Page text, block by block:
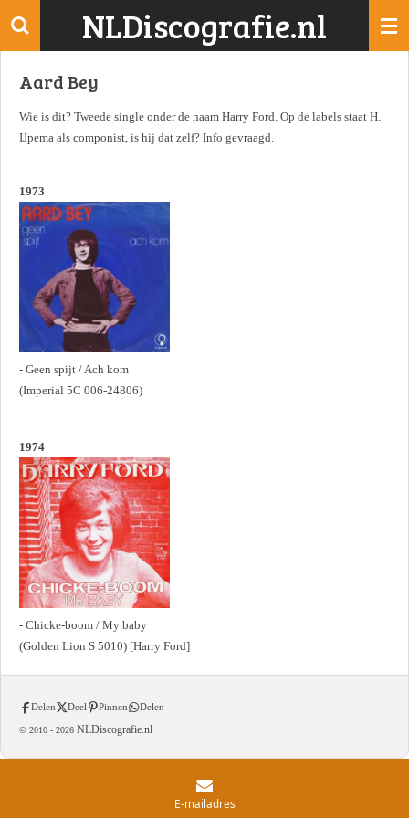
Ga
de
NLDiscografie.nl
Aard Bey
Wie is dit? Tweede single onder de naam Harry Ford. Op de labels staat H.
IJpema als componist, is hij dat zelf? Info gevraagd.
1973
- Geen spijt / Ach kom
(Imperial 5C 006-24806)
1974
- Chicke-boom / My baby
(Golden Lion S 5010) [Harry Ford]
Delen Deel Pinnen Delen
© 2010 - 2026 NLDiscografie.nl
E-mailadres